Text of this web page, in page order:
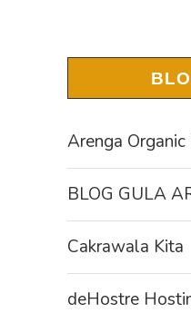
Arenga
BLOG GULA
Cakrawala Kita
deHostre